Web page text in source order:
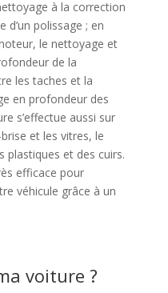
à la correction
d’un polissage ; en
le nettoyage et
de la
les taches et la
en profondeur des
s’effectue aussi sur
et les vitres, le
plastiques et des cuirs.
efficace pour
véhicule grâce à un
voiture ?